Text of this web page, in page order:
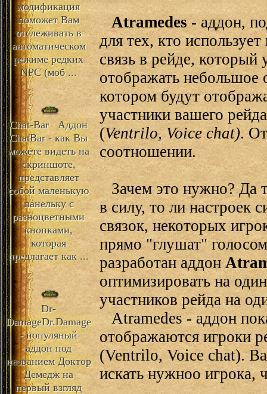
модификация
поможет Вам
отслеживать в
автоматическом
режиме редких
NPC (моб ...
Chat-BarАддон
ChatBar - как Вы
можете видеть на
скриншоте,
представляет
собой маленькую
панельку с
разноцветными
кнопками,
которая
предлагает как ...
Dr-
DamageDr.Damage
- популяный
аддон под
названием Доктор
Демедж на
первый взгляд
Atramedes- аддон,
для тех, кто
связь в рейде, который
отображать небольшое
котором будут
участники вашего
(Ventrilo, Voice chat).
соотношении.
Зачем это нужно? Да
в силу, то ли настроек
связок, некоторых
прямо "глушат"
разработан аддон
оптимизировать на
участников рейда на
Atramedes - аддон
отображаются игроки
(Ventrilo, Voice chat).
искать нужноо игрока,